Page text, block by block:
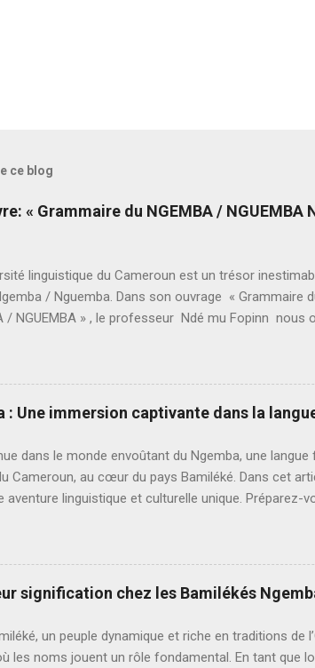
ce blog
« Grammaire du NGEMBA / NGUEMBA
linguistique du Cameroun est un trésor
/ Nguemba. Dans son ouvrage « Grammaire
/ NGUEMBA » , le professeur Ndé mu Fopinn
à découvrir une culture riche et vibrante. Une
/ Nguemba est parlée dans cinq villages
Bafounda, et Bamougoum. Ces villages, chacun
de cette langue riche. Le livre « Grammaire du
: Une immersion captivante dans la
dans le monde envoûtant du Ngemba, une
Cameroun, au cœur du pays Bamiléké. Dans cet
aventure linguistique et culturelle unique. Préparez-
bamiléké empreinte d’histoire et de diversité Le
langues bamiléké, une communauté
les origines du Ngemba, son importance au
linguistique précieux. Les particularités
et sa structure linguistique. Vous découvrirez
signification chez les Bamilékés
un peuple dynamique et riche en traditions de
les noms jouent un rôle fondamental. En tant que